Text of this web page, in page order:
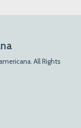
All Rights